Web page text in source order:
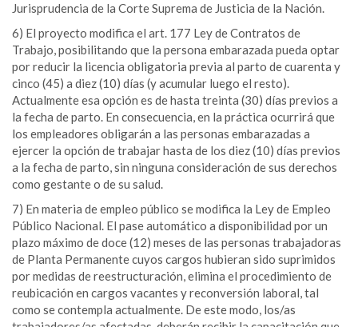
Jurisprudencia de la Corte Suprema de Justicia de la Nación.
6) El proyecto modifica el art. 177 Ley de Contratos de
Trabajo, posibilitando que la persona embarazada pueda optar
por reducir la licencia obligatoria previa al parto de cuarenta y
cinco (45) a diez (10) días (y acumular luego el resto).
Actualmente esa opción es de hasta treinta (30) días previos a
la fecha de parto. En consecuencia, en la práctica ocurrirá que
los empleadores obligarán a las personas embarazadas a
ejercer la opción de trabajar hasta de los diez (10) días previos
a la fecha de parto, sin ninguna consideración de sus derechos
como gestante o de su salud.
7) En materia de empleo público se modifica la Ley de Empleo
Público Nacional. El pase automático a disponibilidad por un
plazo máximo de doce (12) meses de las personas trabajadoras
de Planta Permanente cuyos cargos hubieran sido suprimidos
por medidas de reestructuración, elimina el procedimiento de
reubicación en cargos vacantes y reconversión laboral, tal
como se contempla actualmente. De este modo, los/as